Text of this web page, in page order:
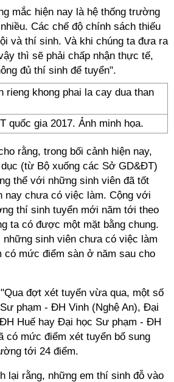
mắc hiện nay là hệ thống trường
Các chế độ chính sách thiếu
và thí sinh. Và khi chúng ta đưa ra
thì sẽ phải chấp nhận thực tế,
đủ thí sinh để tuyển".
quốc gia 2017. Ảnh minh họa.
rằng, trong bối cảnh hiện nay,
dục (từ Bộ xuống các Sở GD&ĐT)
thể với những sinh viên đã tốt
nay chưa có việc làm. Cộng với
thí sinh tuyển mới năm tới theo
ta có được một mặt bằng chung.
những sinh viên chưa có việc làm
có mức điểm sàn ở năm sau cho
đợt xét tuyển vừa qua, một số
phạm - ĐH Vinh (Nghệ An), Đại
Huế hay Đại học Sư phạm - ĐH
có mức điểm xét tuyển bổ sung
tới 24 điểm.
lại rằng, những em thí sinh đỗ vào